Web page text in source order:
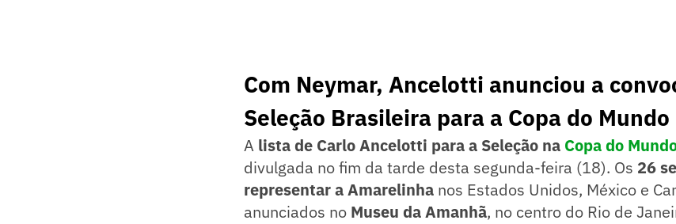
Com Neymar, Ancelotti anunciou a
Seleção Brasileira para a Copa do Mundo
A lista de Carlo Ancelotti para a Seleção na Copa do
divulgada no fim da tarde desta segunda-feira (18). Os 26
representar a Amarelinha nos Estados Unidos, México e
anunciados no Museu da Amanhã, no centro do Rio de